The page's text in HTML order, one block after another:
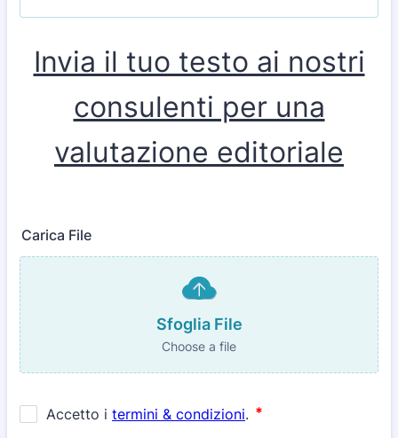
Invia il tuo testo ai nostri
consulenti per una
valutazione editoriale
Carica File
Sfoglia File
Choose a file